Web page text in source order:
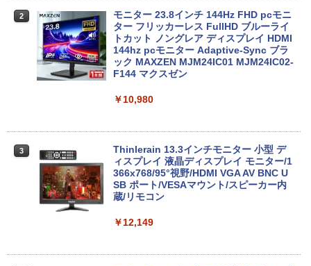
パナソ ニック ノートパソコン Let's not
e CF-SV8 軽量化 12.1インチWUXGA(19
20×1200) ノートPC 第8世代Core i5-836
5U 1.90GHz メモリ8GB SSD WEBカメ
2019 搭載・送料無料
【★最大100%ポイント】Lenovo Think
Pad X280/第8世代 Core i5/メモリ:8GB/
SSD:256GB/512GB/1TB/12.5型/Webカ
C/中古 パソコン 中古PC 中古ノートパソ
￥26,800
2
中古デスクトップDell Optiplex 3070 SF
F 3070-3070SF 【中古】 Dell Optiplex
3070 SFF 中古デスクトップCore i5 Win
11 Pro 64bit Dell Optiplex 3070 SFF 中
古デスクトップCore i5 Win11 Pro 64bit
88/B デスクトップパソコン 第9世代 Cor
e i5 9500 メモリ8GB 高速SSD256GB W
indows11 Pro Office 2019搭載 WiFi 無
線LAN DVD ドライブ 4K対応 省スペース
中古PC 整備済み品 90日保証 送料無料
￥28,800
2
モニター 23.8インチ 144Hz FHD pcモニ
ター フリッカーレス FullHD ブルーライ
トカット ノングレア ディスプレイ HDMI
144hz pcモニター Adaptive-Sync ブラ
ック MAXZEN MJM24IC01 MJM24IC02-
F144 マクスゼン
￥10,980
3
Thinlerain 13.3インチモニター 小型 デ
ィスプレイ 液晶ディスプレイ モニター/1
366x768/95°視野/HDMI VGA AV BNC U
SB ポート/VESAマウント/スピーカー内
蔵/リモコン
￥12,149